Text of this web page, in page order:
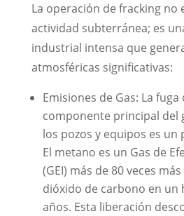
La operación de fracking no
actividad subterránea; es
industrial intensa que
atmosféricas significativas:
Emisiones de Gas: La
componente principal del
los pozos y equipos es
El metano es un Gas de
(GEI) más de 80 veces
dióxido de carbono en un
años. Esta liberación